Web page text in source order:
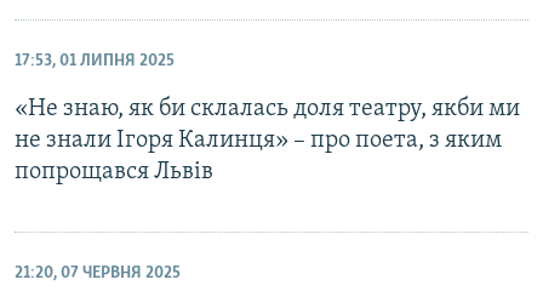
17:53, 01 ЛИПНЯ 2025
«Не знаю, як би склалась доля театру, якби ми
не знали Ігоря Калинця» – про поета, з яким
попрощався Львів
21:20, 07 ЧЕРВНЯ 2025